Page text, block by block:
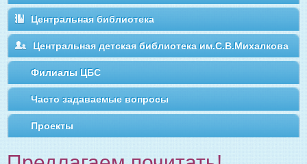
Центральная библиотека
Центральная детская библиотека им.С.В.Михалкова
Филиалы ЦБС
Часто задаваемые вопросы
Проекты